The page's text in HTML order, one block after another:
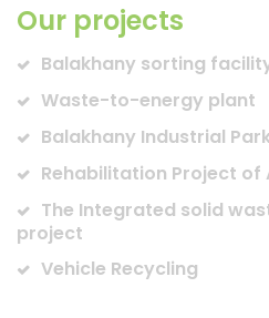
Our projects
Balakhany sorting
Waste-to-energy plant
Balakhany Industrial
Rehabilitation Project of
The Integrated solid
project
Vehicle Recycling